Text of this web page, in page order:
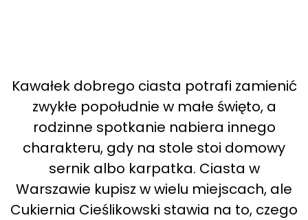
Kawałek dobrego ciasta potrafi zamienić
zwykłe popołudnie w małe święto, a
rodzinne spotkanie nabiera innego
charakteru, gdy na stole stoi domowy
sernik albo karpatka. Ciasta w
Warszawie kupisz w wielu miejscach, ale
Cukiernia Cieślikowski stawia na to, czego